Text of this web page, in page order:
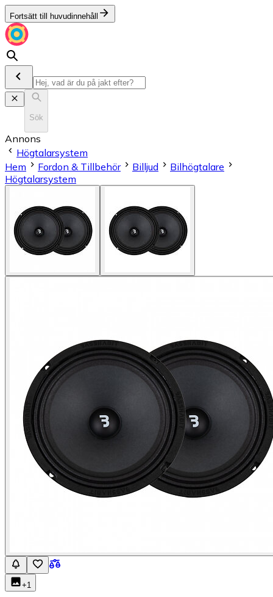
Fortsätt till huvudinnehåll
Sök
Annons
Högtalarsystem
Hem
Fordon & Tillbehör Billjud
Bilhögtalare
Högtalarsystem
+1